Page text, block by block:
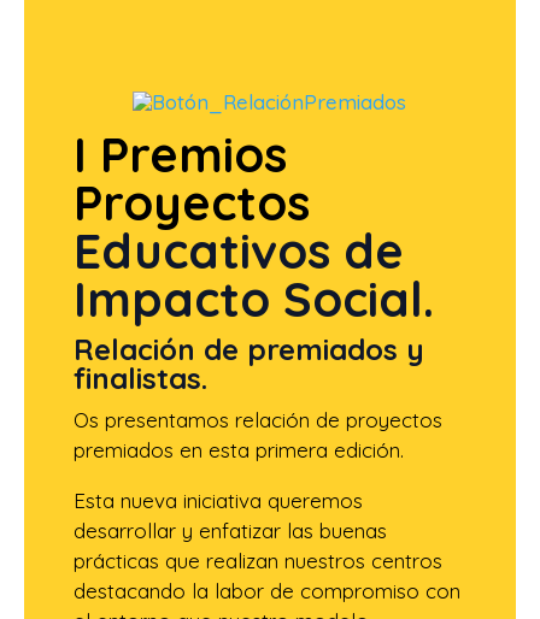
I Premios
Proyectos
Educativos de
Impacto Social.
Relación de premiados y
finalistas.
Os presentamos relación de proyectos
premiados en esta primera edición.
Esta nueva iniciativa queremos
desarrollar y enfatizar las buenas
prácticas que realizan nuestros centros
destacando la labor de compromiso con